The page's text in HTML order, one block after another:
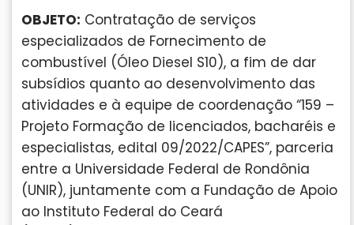
OBJETO: Contratação de serviços
especializados de Fornecimento de
combustível (Óleo Diesel S10), a fim de dar
subsídios quanto ao desenvolvimento das
atividades e à equipe de coordenação “159 –
Projeto Formação de licenciados, bacharéis e
especialistas, edital 09/2022/CAPES”, parceria
entre a Universidade Federal de Rondônia
(UNIR), juntamente com a Fundação de Apoio
ao Instituto Federal do Ceará